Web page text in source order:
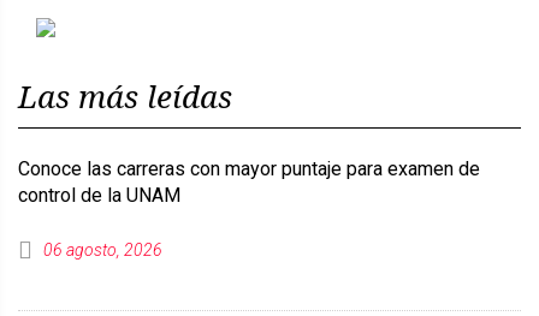
Las más leídas
Conoce las carreras con mayor puntaje para examen de
control de la UNAM
06 agosto, 2026